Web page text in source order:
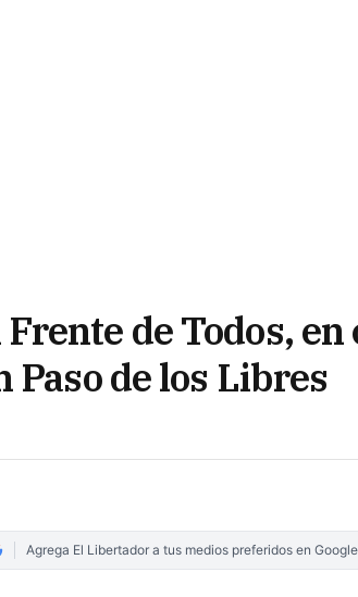
de Todos, en
de los Libres
Agrega El Libertador a tus medios preferidos en Google